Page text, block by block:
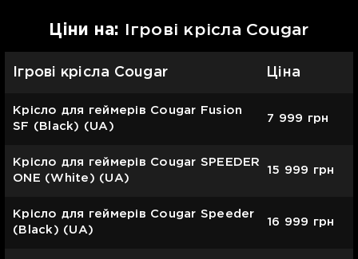
Цiни на: Ігрові крісла Cougar
Ігрові крісла Cougar Ціна
Крісло для геймерів Cougar Fusion
SF (Black) (UA)
7 999 грн
Крісло для геймерів Cougar SPEEDER
ONE (White) (UA)
15 999 грн
Крісло для геймерів Cougar Speeder
(Black) (UA)
16 999 грн